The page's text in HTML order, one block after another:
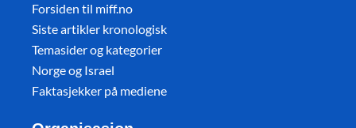
Forsiden til miff.no
Siste artikler kronologisk
Temasider og kategorier
Norge og Israel
Faktasjekker på mediene